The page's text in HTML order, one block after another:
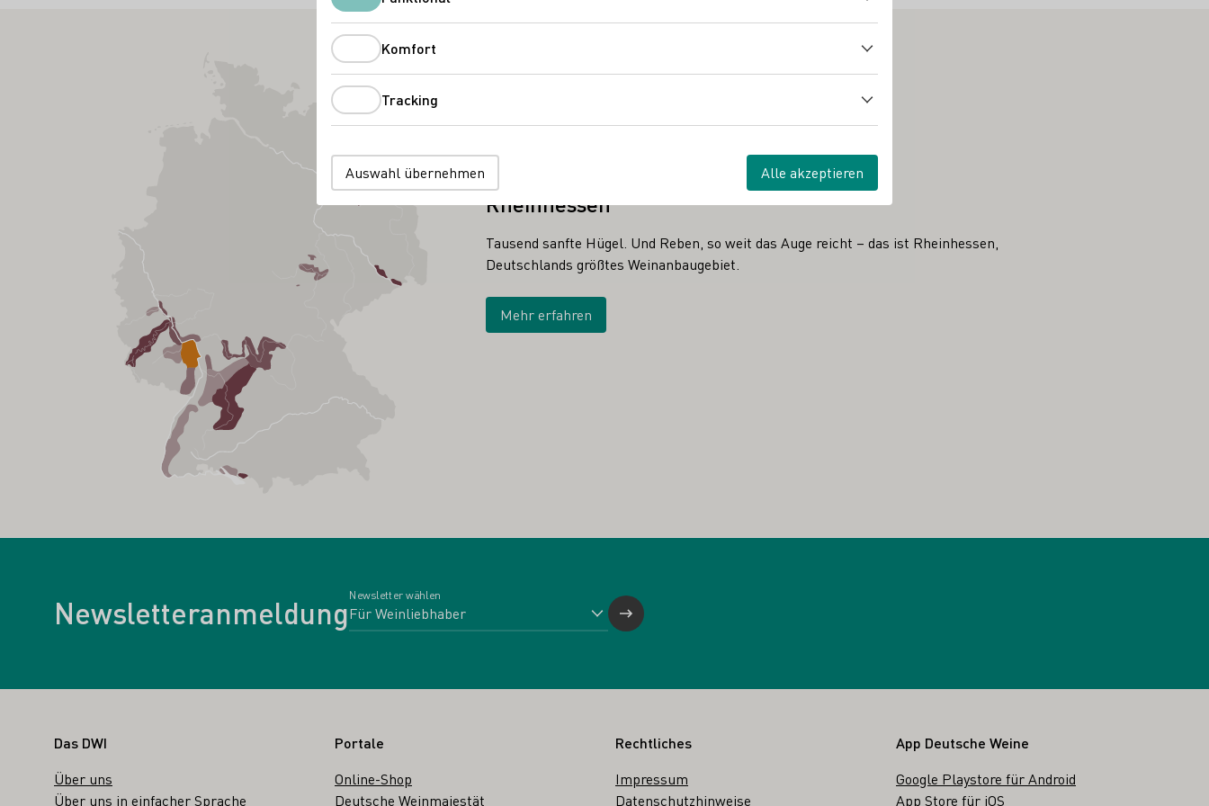
Rheinhessen
Tausend sanfte Hügel. Und Reben, so weit das Auge reicht – das ist Rheinhessen,
Deutschlands größtes Weinanbaugebiet.
Mehr erfahren
Newsletteranmeldung
Newsletter wählen
Fußbereich
Das DWI
Über uns
Über uns in einfacher Sprache
Portale
Online-Shop
Deutsche Weinmajestät
Rechtliches
Impressum
Datenschutzhinweise
Funktional
Komfort
Tracking
Auswahl übernehmen Alle akzeptieren
App Deutsche Weine
Google Playstore für Android
App Store für iOS